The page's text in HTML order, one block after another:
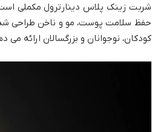
شربت زینک پلاس دینارترول مکملی
حفظ سلامت پوست، مو و ناخن طراحی
کودکان، نوجوانان و بزرگسالان ارائه